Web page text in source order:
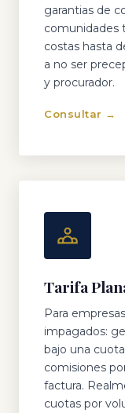
garantias de
comunidades
costas hasta
a no ser
y procurador.
Consultar →
Tarifa
Para
impagados:
bajo una
comisiones
factura.
cuotas por